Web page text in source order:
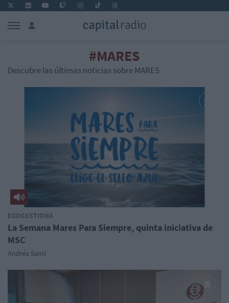
#MARES
Descubre las últimas noticias sobre MARES
ECOGESTIONA
La Semana Mares Para Siempre, quinta iniciativa de
MSC
Andrés Santi